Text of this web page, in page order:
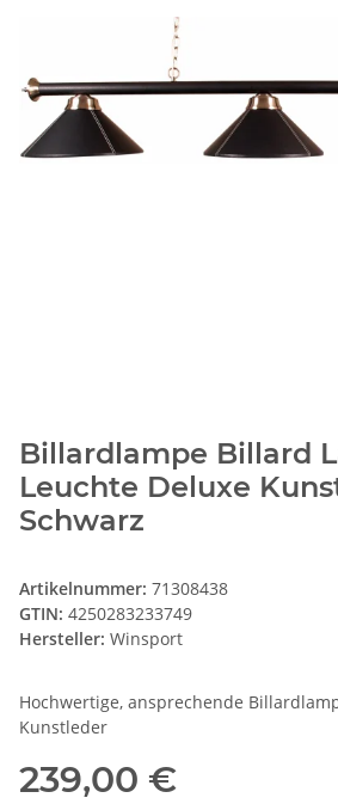
Billardlampe Billard
Leuchte Deluxe
Schwarz
Artikelnummer: 71308438
GTIN: 4250283233749
Hersteller: Winsport
Hochwertige, ansprechende
Kunstleder
239,00 €